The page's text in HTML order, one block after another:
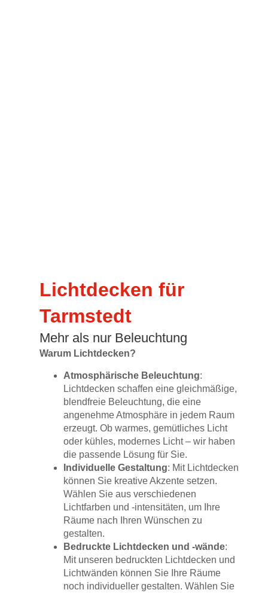
Lichtdecken für
Tarmstedt
Mehr als nur Beleuchtung
Warum Lichtdecken?
Atmosphärische Beleuchtung:
Lichtdecken schaffen eine gleichmäßige,
blendfreie Beleuchtung, die eine
angenehme Atmosphäre in jedem Raum
erzeugt. Ob warmes, gemütliches Licht
oder kühles, modernes Licht – wir haben
die passende Lösung für Sie.
Individuelle Gestaltung: Mit Lichtdecken
können Sie kreative Akzente setzen.
Wählen Sie aus verschiedenen
Lichtfarben und -intensitäten, um Ihre
Räume nach Ihren Wünschen zu
gestalten.
Bedruckte Lichtdecken und -wände:
Mit unseren bedruckten Lichtdecken und
Lichtwänden können Sie Ihre Räume
noch individueller gestalten. Wählen Sie